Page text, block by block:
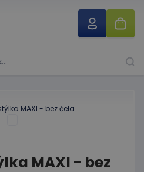
MAXI - bez